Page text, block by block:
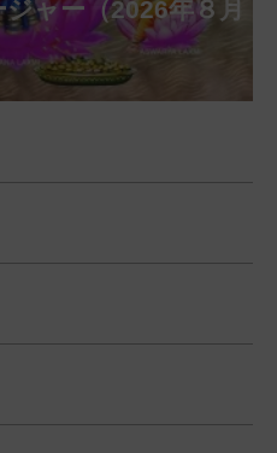
ー（2026年８月12
プージャー（2026
）
年８月17日
ャー（2026年８月
ジャー（2026年８
（2026年９月４日
ャー（2026年９月
ー（2026年９月19
ジャー（2026年10
８月17日（月）実
、2026年８月28日
ェクト（食事の奉
支援募金